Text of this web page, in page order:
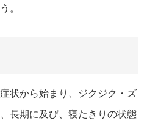
。
状から始まり、
ジクジク・ズ
長期に及び 、寝たきりの状態